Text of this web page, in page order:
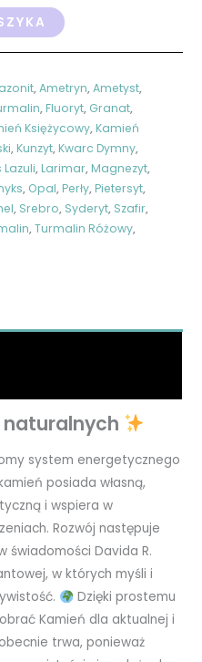
,Ametryn,Ametyst,
,Fluoryt, Granat,
Księżycowy,Kamień
,Kunzyt,Kwarc Dymny,
Lazuli,Larimar,Magnezyt,
, Opal,Perły,Pietersyt,
, Srebro, Syderyt, Szafir,
,Turmalin Różowy,
system energetycznego
posiada własną,
i wspiera w
Rozwój następuje
świadomości Davida R.
w których myśli i
Dzięki prostemu
Kamień dla aktualnej i
trwa, ponieważ